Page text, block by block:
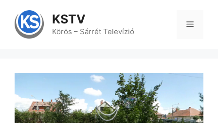
tartalomba
KSTV
Körös – Sárrét Televízió
Menü